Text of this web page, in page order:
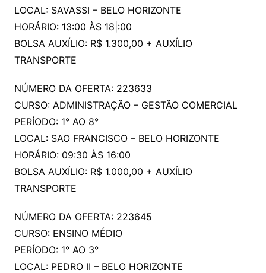
LOCAL: SAVASSI – BELO HORIZONTE
HORÁRIO: 13:00 ÀS 18|:00
BOLSA AUXÍLIO: R$ 1.300,00 + AUXÍLIO
TRANSPORTE
NÚMERO DA OFERTA: 223633
CURSO: ADMINISTRAÇÃO – GESTÃO COMERCIAL
PERÍODO: 1° AO 8°
LOCAL: SAO FRANCISCO – BELO HORIZONTE
HORÁRIO: 09:30 ÀS 16:00
BOLSA AUXÍLIO: R$ 1.000,00 + AUXÍLIO
TRANSPORTE
NÚMERO DA OFERTA: 223645
CURSO: ENSINO MÉDIO
PERÍODO: 1° AO 3°
LOCAL: PEDRO II – BELO HORIZONTE